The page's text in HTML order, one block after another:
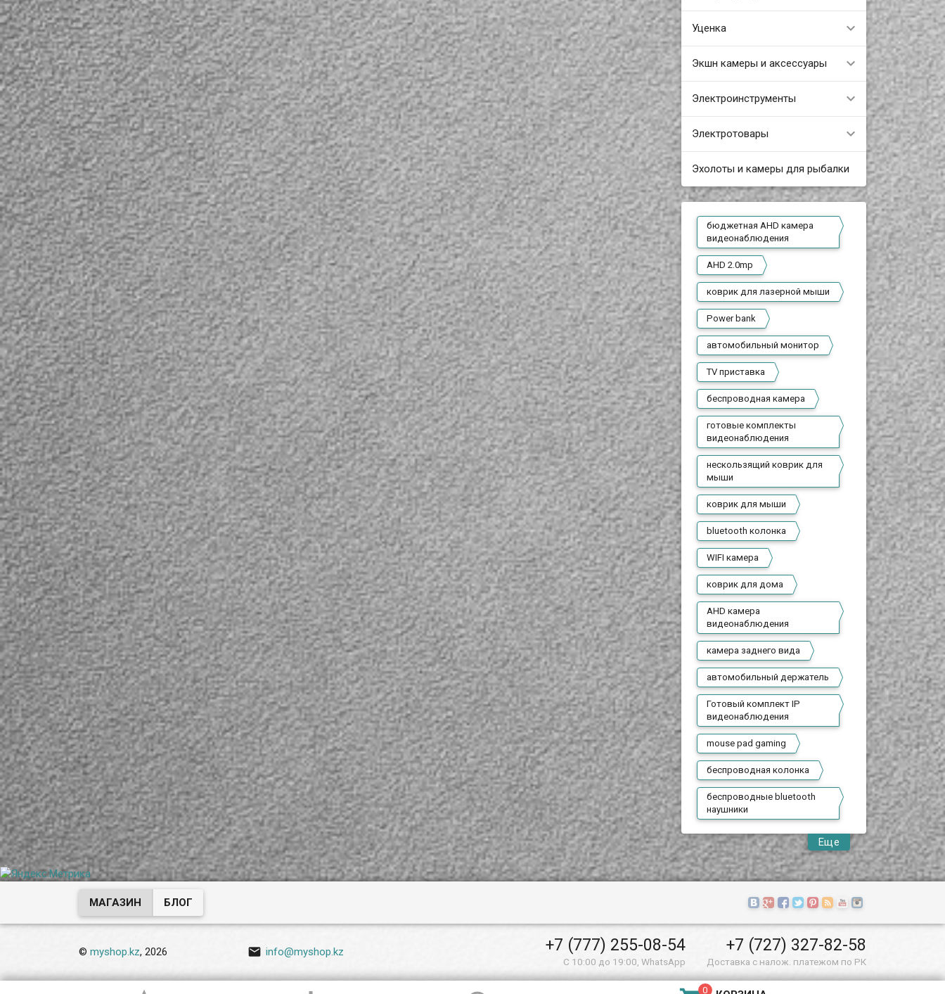
Уценка
Экшн камеры и аксессуары
Электроинструменты
Электротовары
Эхолоты и камеры для рыбалки
бюджетная AHD камера
видеонаблюдения
AHD 2.0mp
коврик для лазерной мыши
Power bank
автомобильный монитор
TV приставка
беспроводная камера
готовые комплекты
видеонаблюдения
нескользящий коврик для
мыши
коврик для мыши
bluetooth колонка
WIFI камера
коврик для дома
AHD камера
видеонаблюдения
камера заднего вида
автомобильный держатель
Готовый комплект IP
видеонаблюдения
mouse pad gaming
беспроводная колонка
беспроводные bluetooth
наушники
Еще
МАГАЗИН БЛОГ
©myshop.kz, 2026  info@myshop.kz +7 (777) 255-08-54
С 10:00 до 19:00, WhatsApp
+7 (727) 327-82-58
Доставка с налож. платежом по РК